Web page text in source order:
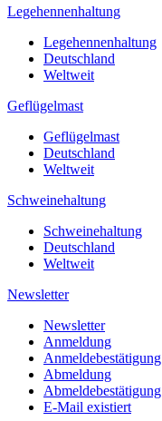
Legehennenhaltung
Legehennenhaltung
Deutschland
Weltweit
Geflügelmast
Geflügelmast
Deutschland
Weltweit
Schweinehaltung
Schweinehaltung
Deutschland
Weltweit
Newsletter
Newsletter
Anmeldung
Anmeldebestätigung
Abmeldung
Abmeldebestätigung
E-Mail existiert